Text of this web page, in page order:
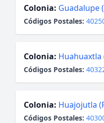
Colonia: Guadalupe
Códigos Postales:
Colonia: Huahuaxtla
Códigos Postales:
Colonia: Huajojutla
Códigos Postales: